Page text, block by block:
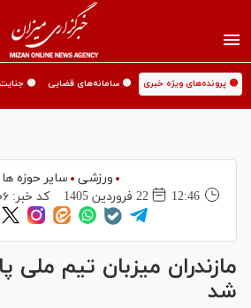
🟡 پرونده‌های ویژه خبری 🟡 سامانه‌های قضایی 🟡
ورزشی
سایر حوزه ها
12:46
22 فروردين 1405 کد خبر:
مازندران میزبان تیم ملی
شد